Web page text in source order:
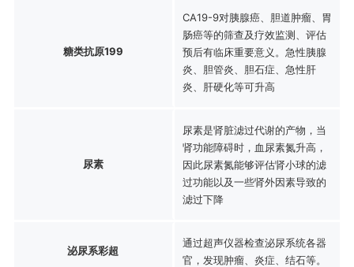
糖类抗原199
CA19-9对胰腺癌、胆道肿瘤、胃
肠癌等的筛查及疗效监测、评估
预后有临床重要意义。急性胰腺
炎、胆管炎、胆石症、急性肝
炎、肝硬化等可升高
尿素
尿素是肾脏滤过代谢的产物，当
肾功能障碍时，血尿素氮升高，
因此尿素氮能够评估肾小球的滤
过功能以及一些肾外因素导致的
滤过下降
泌尿系彩超
通过超声仪器检查泌尿系统各器
官，发现肿瘤、炎症、结石等。